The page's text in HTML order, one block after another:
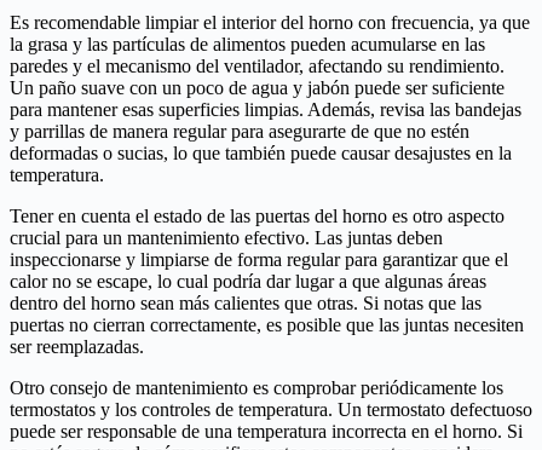
Es recomendable limpiar el interior del horno con frecuencia, ya que
la grasa y las partículas de alimentos pueden acumularse en las
paredes y el mecanismo del ventilador, afectando su rendimiento.
Un paño suave con un poco de agua y jabón puede ser suficiente
para mantener esas superficies limpias. Además, revisa las bandejas
y parrillas de manera regular para asegurarte de que no estén
deformadas o sucias, lo que también puede causar desajustes en la
temperatura.
Tener en cuenta el estado de las puertas del horno es otro aspecto
crucial para un mantenimiento efectivo. Las juntas deben
inspeccionarse y limpiarse de forma regular para garantizar que el
calor no se escape, lo cual podría dar lugar a que algunas áreas
dentro del horno sean más calientes que otras. Si notas que las
puertas no cierran correctamente, es posible que las juntas necesiten
ser reemplazadas.
Otro consejo de mantenimiento es comprobar periódicamente los
termostatos y los controles de temperatura. Un termostato defectuoso
puede ser responsable de una temperatura incorrecta en el horno. Si